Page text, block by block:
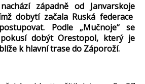
západně od Janvarskoje
ž dobytí začala Ruská federace
Podle „Mučnoje“ se
í dobýtOrestopol, který je
íže k hlavní trase do Záporoží.